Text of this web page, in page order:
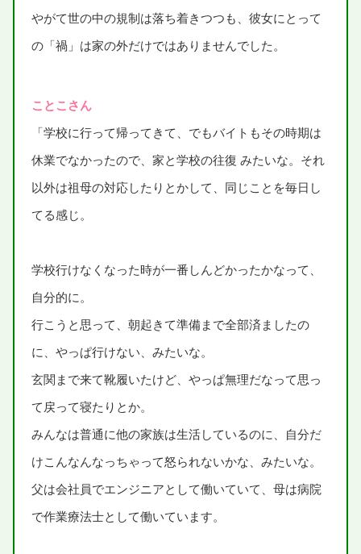
やがて世の中の規制 は落ち着きつつも、 彼女にとって
の「禍 」は家の外だけではありませんでした。
ことこさん
「学校に行って帰ってきて、でもバイトもその時期は
休業でなかったので、 家と学校の往復 みたいな。それ
以外は祖母の対応したりとかして、 同 じことを毎日 し
てる感じ。
学校行けなくなった時が一番 しんどかったかなって、
自分的に。
行こうと 思って、 朝起きて準備まで全部済 ましたの
に、やっぱ行けない、みたいな。
玄関 まで来て靴履いたけど、やっぱ無理だなって思っ
て 戻って寝たりとか。
みんなは普通に他の家族は生活しているのに、 自分だ
けこんなんなっちゃって怒られないかな、みたいな。
父は会社員でエンジニアとして働いていて、 母は病院
で作業療法士として働いています。